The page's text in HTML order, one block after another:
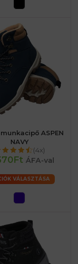
ASPEN
NAVY
(4x)
ÁFA-val
VÁLASZTÁSA